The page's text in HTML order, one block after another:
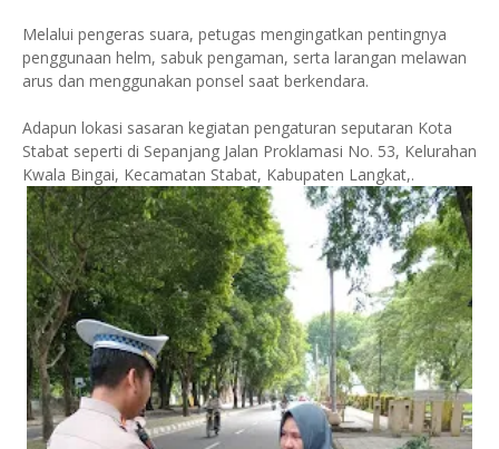
Melalui pengeras suara, petugas mengingatkan pentingnya
penggunaan helm, sabuk pengaman, serta larangan melawan
arus dan menggunakan ponsel saat berkendara.
Adapun lokasi sasaran kegiatan pengaturan seputaran Kota
Stabat seperti di Sepanjang Jalan Proklamasi No. 53, Kelurahan
Kwala Bingai, Kecamatan Stabat, Kabupaten Langkat,.